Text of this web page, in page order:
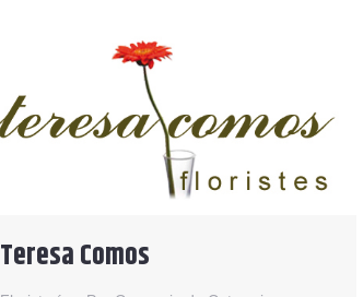
Teresa Comos